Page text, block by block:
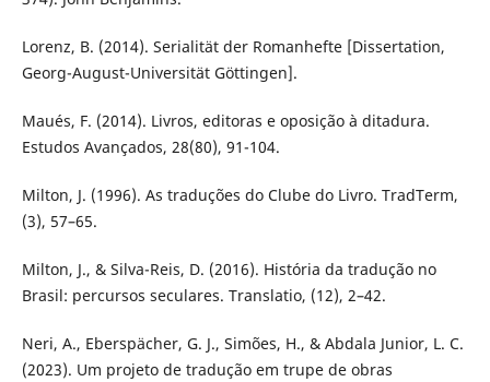
Lorenz, B. (2014). Serialität der Romanhefte [Dissertation,
Georg-August-Universität Göttingen].
Maués, F. (2014). Livros, editoras e oposição à ditadura.
Estudos Avançados, 28(80), 91-104.
Milton, J. (1996). As traduções do Clube do Livro. TradTerm,
(3), 57–65.
Milton, J., & Silva-Reis, D. (2016). História da tradução no
Brasil: percursos seculares. Translatio, (12), 2–42.
Neri, A., Eberspächer, G. J., Simões, H., & Abdala Junior, L. C.
(2023). Um projeto de tradução em trupe de obras